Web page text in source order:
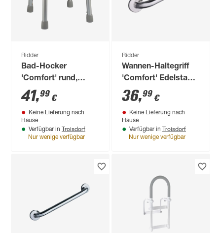
Ridder
Bad-Hocker
'Comfort' rund,
weiß, Ø 32 cm, bis
110 kg
41,99 €
Keine Lieferung nach
Hause
Verfügbar in Troisdorf
Nur wenige verfügbar
Ridder
Wannen-Haltegriff
'Comfort' Edelstahl
poliert, 30 cm, bis
110 kg
36,99 €
Keine Lieferung nach
Hause
Verfügbar in Troisdorf
Nur wenige verfügbar